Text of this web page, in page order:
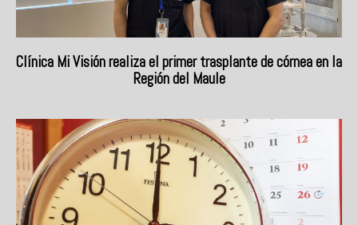
Clínica Mi Visión realiza el primer trasplante de córnea en la
Región del Maule